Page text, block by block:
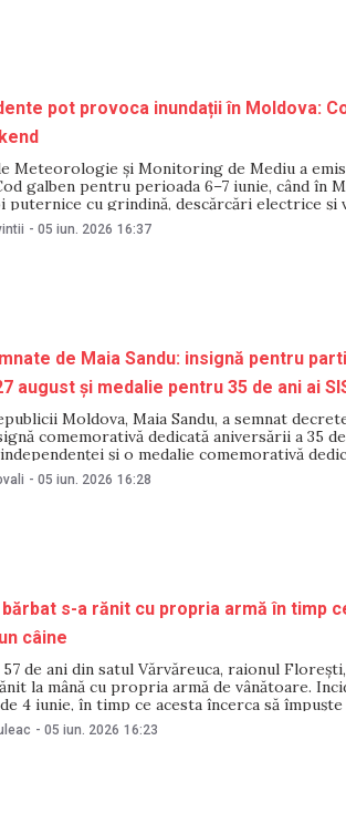
pot provoca inundații în Moldova:
Meteorologie și Monitoring de Mediu a
galben pentru perioada 6–7 iunie, când în
puternice cu grindină, descărcări electrice și
în perioada menționată există riscul de viituri
în zonele unde vor cădea
- 05 iun. 2026 16:37
de Maia Sandu: insignă pentru
august și medalie pentru 35 de ani ai
Moldova, Maia Sandu, a semnat
comemorativă dedicată aniversării a 35
și o medalie comemorativă
crearea Serviciului de Informații și Securitate
semnate pe 29
- 05 iun. 2026 16:28
s-a rănit cu propria armă în timp
câine
de ani din satul Vărvăreuca, raionul
la mână cu propria armă de vânătoare.
4 iunie, în timp ce acesta încerca să
Observatorul de Nord.
- 05 iun. 2026 16:23